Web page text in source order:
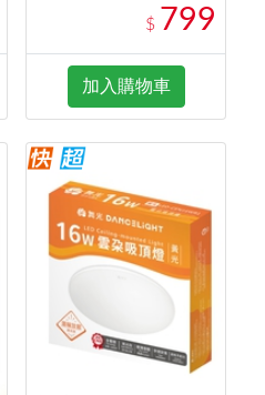
$ 799
加入購物車